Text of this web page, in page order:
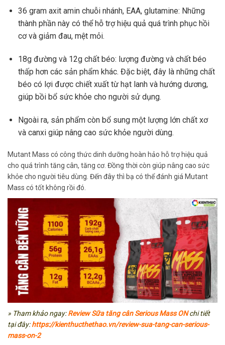
36 gram axit amin chuỗi nhánh, EAA, glutamine: Những
thành phần này có thể hỗ trợ hiệu quả quá trình phục hồi
cơ và giảm đau, mệt mỏi.
18g đường và 12g chất béo: lượng đường và chất béo
thấp hơn các sản phẩm khác. Đặc biệt, đây là những chất
béo có lợi được chiết xuất từ ​​hạt lanh và hướng dương,
giúp bồi bổ sức khỏe cho người sử dụng.
Ngoài ra, sản phẩm còn bổ sung một lượng lớn chất xơ
và canxi giúp nâng cao sức khỏe người dùng.
Mutant Mass có công thức dinh dưỡng hoàn hảo hỗ trợ hiệu quả
cho quá trình tăng cân, tăng cơ. Đồng thời còn giúp nâng cao sức
khỏe cho người tiêu dùng. Đến đây thì bạ có thể đánh giá Mutant
Mass có tốt không rồi đó.
» Tham khảo ngay:ReviewSữa tăng cân Serious Mass ONchi tiết
tại đây:https://kienthucthethao.vn/review-sua-tang-can-serious-
mass-on-2